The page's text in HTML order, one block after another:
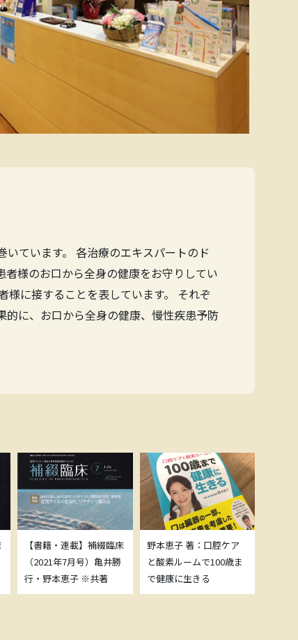
ています。 各治療のエキスパートのド
様のお口から全身の健康をお守りしてい
様に接することを表しています。 それぞ
に、お口から全身の健康、慢性疾患予防
【書籍・連載】補綴臨床
（2021年7月号）亀井勝
行・野本恵子 ※共著
野本恵子 著：口腔ケア
と酸素ルームで100歳ま
で健康に生きる